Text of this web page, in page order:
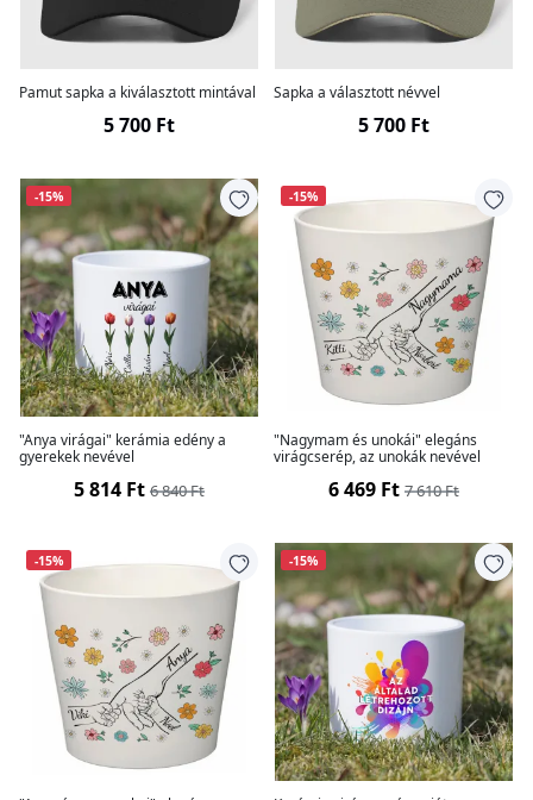
Pamut sapka a kiválasztott mintával
5 700 Ft
Sapka a választott névvel
5 700 Ft
-15%
"Anya virágai" kerámia edény a
gyerekek nevével
5 814 Ft 6 840 Ft
-15%
"Nagymam és unokái" elegáns
virágcserép, az unokák nevével
6 469 Ft 7 610 Ft
-15% -15%